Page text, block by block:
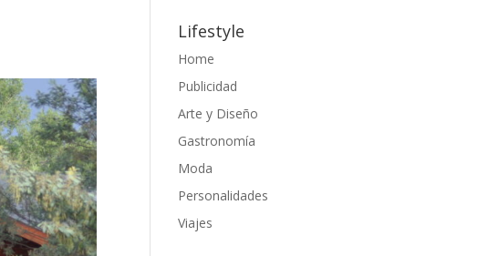
Lifestyle
Home
Publicidad
Arte y Diseño
Gastronomía
Moda
Personalidades
Viajes